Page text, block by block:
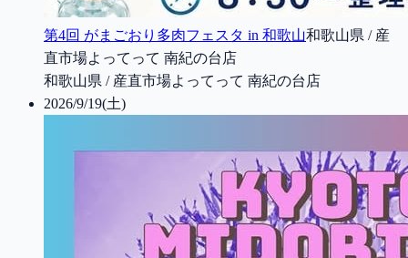
第4回 がまごおり多肉フェスタ in 和歌山和歌山県 / 産
直市場よってって 南紀の台店
和歌山県 / 産直市場よってって 南紀の台店
2026/9/19(土)